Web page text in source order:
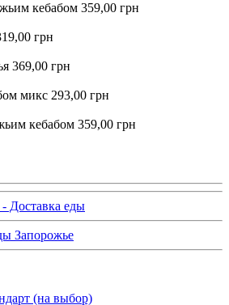
кебабом 359,00 грн
грн
369,00 грн
микс 293,00 грн
кебабом 359,00 грн
Доставка еды
Запорожье